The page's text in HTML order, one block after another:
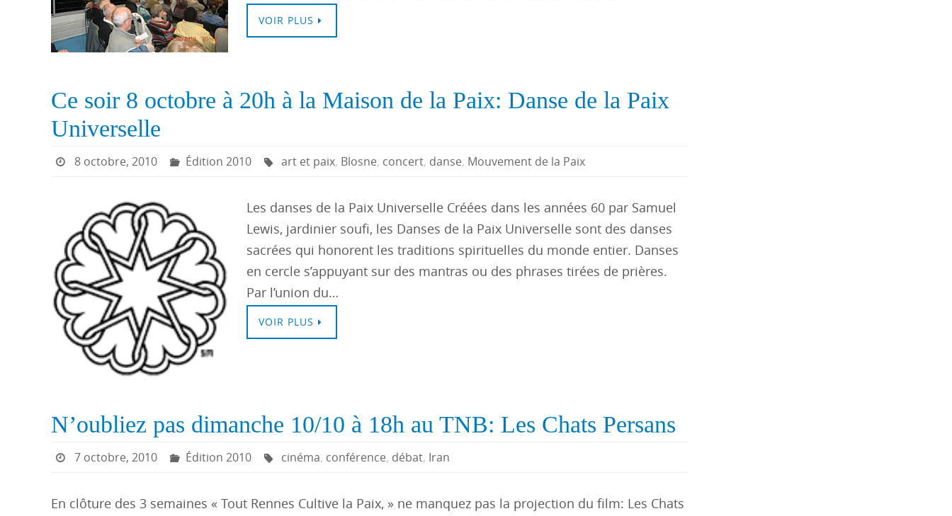
VOIR PLUS
Ce soir 8 octobre à 20h à la Maison de la Paix: Danse de la Paix
Universelle
8 octobre, 2010 Édition 2010 art et paix, Blosne, concert, danse, Mouvement de la Paix
Les danses de la Paix Universelle Créées dans les années 60 par Samuel
Lewis, jardinier soufi, les Danses de la Paix Universelle sont des danses
sacrées qui honorent les traditions spirituelles du monde entier. Danses
en cercle s’appuyant sur des mantras ou des phrases tirées de prières.
Par l’union du…
VOIR PLUS
N’oubliez pas dimanche 10/10 à 18h au TNB: Les Chats Persans
7 octobre, 2010 Édition 2010 cinéma, conférence, débat, Iran
En clôture des 3 semaines « Tout Rennes Cultive la Paix, » ne manquez pas la projection du film: Les Chats